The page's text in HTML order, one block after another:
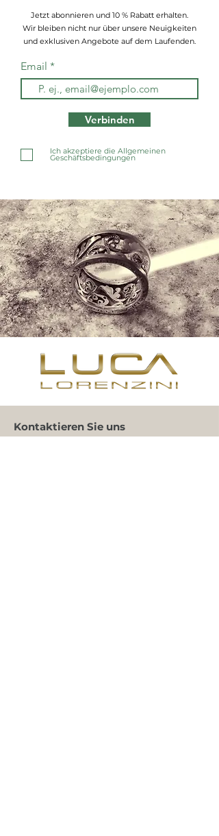
Jetzt abonnieren und 10 % Rabatt erhalten.
Wir bleiben nicht nur über unsere Neuigkeiten
und exklusiven Angebote auf dem Laufenden.
Email
Verbinden
Ich akzeptiere die Allgemeinen
Geschäftsbedingungen
Kontaktieren Sie uns